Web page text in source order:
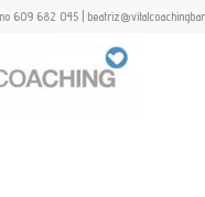
609 682 045 |